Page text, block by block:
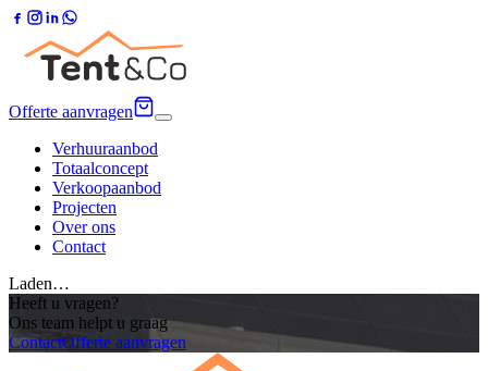
Offerte aanvragen
Verhuuraanbod
Totaalconcept
Verkoopaanbod
Projecten
Over ons
Contact
Laden…
Heeft u vragen?
Ons team helpt u graag
ContactOfferte aanvragen